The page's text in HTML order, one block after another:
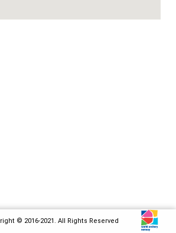
© 2016-2021. All Rights Reserved